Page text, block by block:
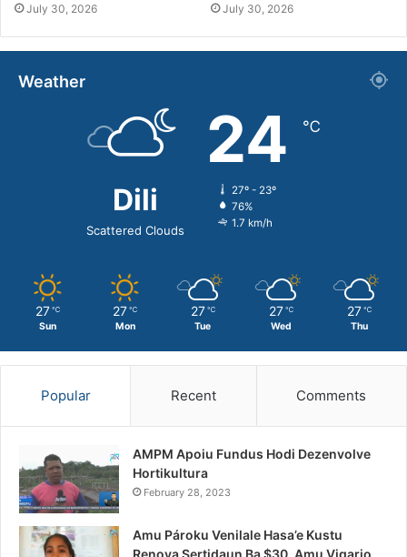
July 30, 2026 July 30, 2026
Weather
Dili
Scattered Clouds
24 ℃
27º - 23º
76%
1.7 km/h
27 ℃
Sun
27 ℃
Mon
27 ℃
Tue
27 ℃
Wed
27 ℃
Thu
Popular Recent Comments
AMPM Apoiu Fundus Hodi Dezenvolve
Hortikultura
February 28, 2023
Amu Pároku Venilale Hasa’e Kustu
Renova Sertidaun Ba $30, Amu Vigario